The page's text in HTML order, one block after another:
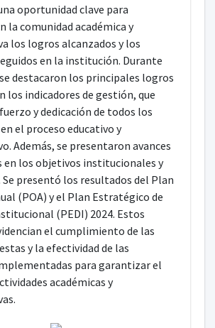
oportunidad clave para
la comunidad académica y
los logros alcanzados y los
en la institución. Durante
destacaron los principales logros
los indicadores de gestión, que
y dedicación de todos los
el proceso educativo y
Además, se presentaron avances
los objetivos institucionales y
presentó los resultados del Plan
(POA) y el Plan Estratégico de
(PEDI) 2024. Estos
el cumplimiento de las
y la efectividad de las
para garantizar el
académicas y